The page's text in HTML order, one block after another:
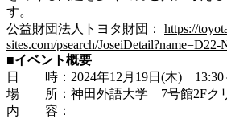
す。
公益財団法人トヨタ財団： https://
sites.com/psearch/JoseiDetail?name=D22-
■イベント概要
日 時： 2024年12月19日(木) 13:30
場 所：神田外語大学 7号館2Fク
内 容：